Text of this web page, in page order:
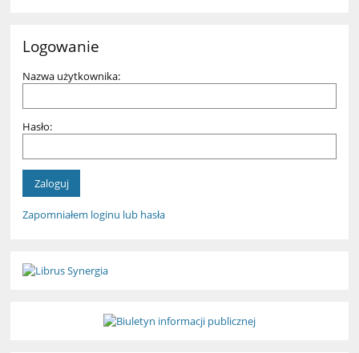
Logowanie
Nazwa użytkownika:
Hasło:
Zapomniałem loginu lub hasła